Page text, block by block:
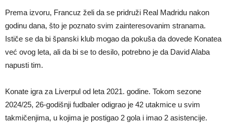
Prema izvoru, Francuz želi da se pridruži Real Madridu nakon
godinu dana, što je poznato svim zainteresovanim stranama.
Ističe se da bi španski klub mogao da pokuša da dovede Konatea
već ovog leta, ali da bi se to desilo, potrebno je da David Alaba
napusti tim.
Konate igra za Liverpul od leta 2021. godine. Tokom sezone
2024/25, 26-godišnji fudbaler odigrao je 42 utakmice u svim
takmičenjima, u kojima je postigao 2 gola i imao 2 asistencije.